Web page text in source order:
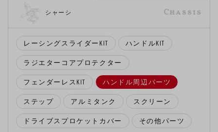
Chassis
シャーシ
レーシングスライダーKIT ハンドルKIT
ラジエターコアプロテクター
フェンダーレスKIT ハンドル周辺パーツ
ステップ アルミタンク スクリーン
ドライブスプロケットカバー その他パーツ